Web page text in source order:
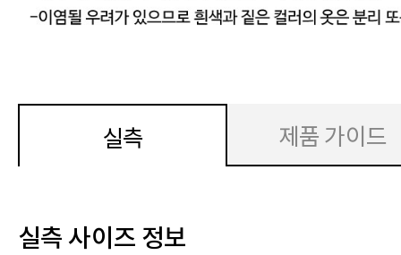
실측 제품 가이드
실측 사이즈 정보